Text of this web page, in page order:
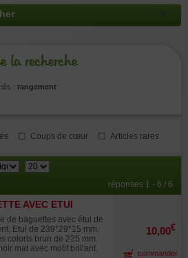
la recherche
: rangement
Coups de cœur
Articles rares
page
réponses 1 - 6 / 6
AVEC ETUI
de baguettes avec étui de
Etui de 239*29*15 mm.
coloris brun de 225 mm.
mat avec motif brillant.
10,00€
commander